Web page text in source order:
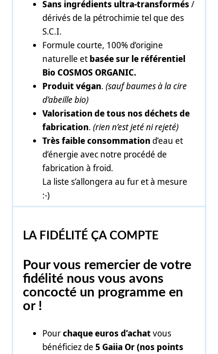
Sans ingrédients ultra-transformés /
dérivés de la pétrochimie tel que des
S.C.I.
Formule courte, 100% d’origine
naturelle et basée sur le référentiel
Bio COSMOS ORGANIC.
Produit végan. (sauf baumes à la cire
d’abeille bio)
Valorisation de tous nos déchets de
fabrication. (rien n’est jeté ni rejeté)
Très faible consommation d’eau et
d’énergie avec notre procédé de
fabrication à froid.
La liste s’allongera au fur et à mesure
:-)
LA FIDÉLITÉ ÇA COMPTE
Pour vous remercier de votre
fidélité nous vous avons
concocté un programme en
or !
Pourchaque euros d’achat vous
bénéficiez de 5 Gaiia Or (nos points